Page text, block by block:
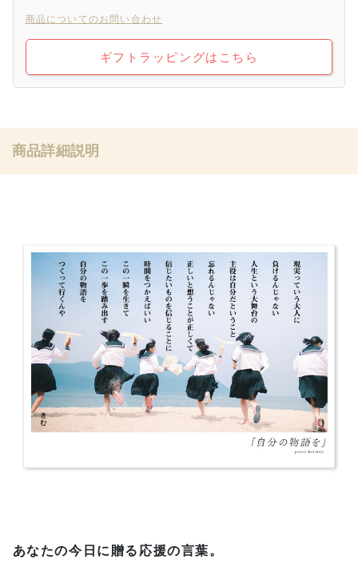
商品についてのお問い合わせ
ギフトラッピングはこちら
商品詳細説明
あなたの今日に贈る応援の言葉。